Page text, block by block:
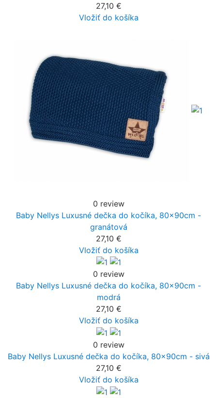
27,10 €
Vložiť do košíka
0 review
Baby Nellys Luxusné dečka do kočíka, 80x90cm -
granátová
27,10 €
Vložiť do košíka
0 review
Baby Nellys Luxusné dečka do kočíka, 80x90cm -
modrá
27,10 €
Vložiť do košíka
0 review
Baby Nellys Luxusné dečka do kočíka, 80x90cm - sivá
27,10 €
Vložiť do košíka